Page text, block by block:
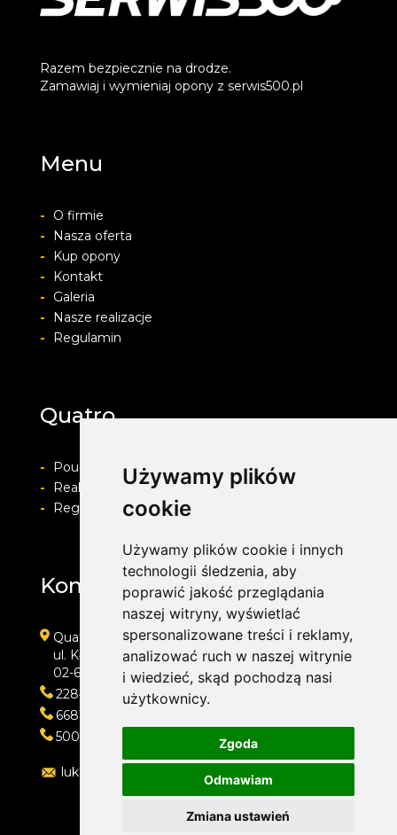
Używamy plików
cookie
Używamy plików cookie i innych
technologii śledzenia, aby
poprawić jakość przeglądania
naszej witryny, wyświetlać
spersonalizowane treści i reklamy,
analizować ruch w naszej witrynie
i wiedzieć, skąd pochodzą nasi
użytkownicy.
Zgoda
Odmawiam
Zmiana ustawień
Razem bezpiecznie na drodze.
Zamawiaj i wymieniaj opony z serwis500.pl
Menu
-
O firmie
-
Nasza oferta
-
Kup opony
-
Kontakt
-
Galeria
-
Nasze realizacje
-
Regulamin
Quatro
-
Pouczenie o prawie do odstapienia od umowy
-
Realizacja zamówienia i formy płatności
-
Regulamin i Polityka prywatności
Kontakt
Quatro
ul. Kłobucka 11
02-699 Warszawa
228473013
668118666
500202421
lukasz@quatro.warszawa.pl